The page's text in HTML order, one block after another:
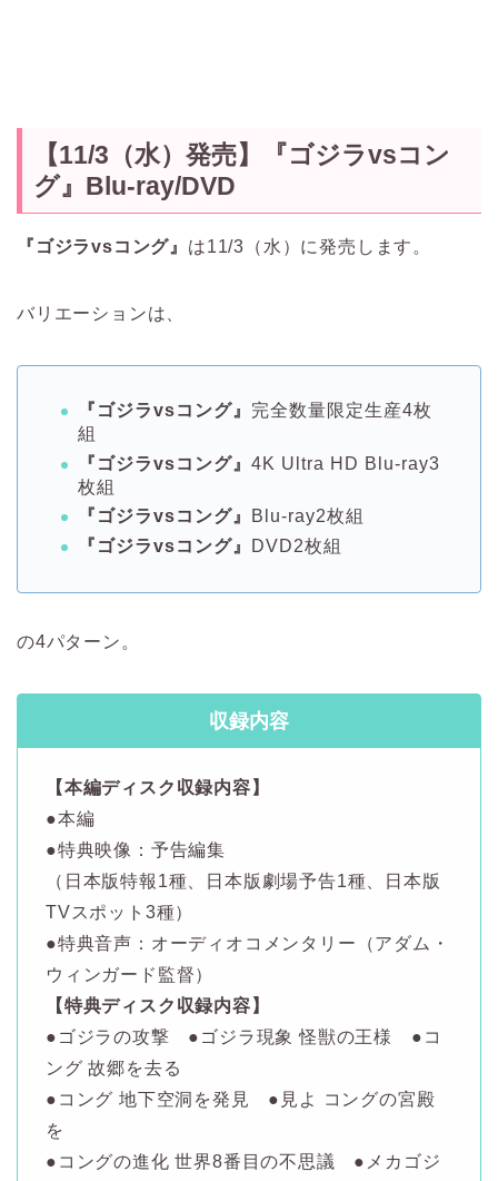
【11/3（水）発売】『ゴジラvsコン
グ』Blu-ray/DVD
『ゴジラvsコング』 は11/3（水）に発売します。
バリエーションは、
『ゴジラvsコング』 完全数量限定生産4枚
組
『ゴジラvsコング』 4K Ultra HD Blu-ray3
枚組
『ゴジラvsコング』
Blu-ray2枚組
『ゴジラvsコング』
DVD2枚組
の4パターン。
収録内容
【本編ディスク収録内容】
●本編
●特典映像：予告編集
（日本版特報1種、日本版劇場予告1種、日本版
TVスポット3種）
●特典音声：オーディオコメンタリー（アダム・
ウィンガード監督）
【特典ディスク収録内容】
●ゴジラの攻撃 ●ゴジラ現象 怪獣の王様 ●コ
ング 故郷を去る
●コング 地下空洞を発見 ●見よ コングの宮殿
を
●コングの進化 世界8番目の不思議 ●メカゴジ